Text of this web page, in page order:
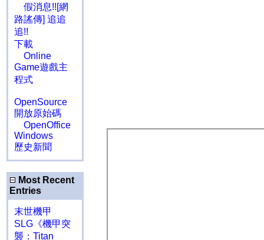
假消息!![網
路謠傳] 追追
追!!
下載
Online
Game遊戲主
程式
OpenSource
開放原始碼
OpenOffice
Windows
歷史新聞
Most Recent
Entries
末世機甲
SLG《機甲突
襲：Titan